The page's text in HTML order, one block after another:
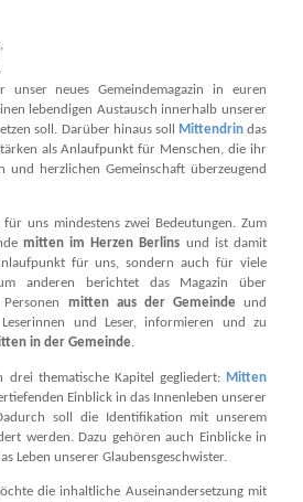
neues Gemeindemagazin in euren
lebendigen Austausch innerhalb unserer
soll. Darüber hinaus soll
Mittendrindas
als Anlaufpunkt für Menschen, die ihr
und herzlichen Gemeinschaft überzeugend
uns mindestens zwei Bedeutungen. Zum
mitten im Herzen Berlins und ist damit
für uns, sondern auch für viele
anderen berichtet das Magazin über
mitten aus der Gemeinde und
und Leser, informieren und zu
in der Gemeinde.
drei thematische Kapitel gegliedert: Mitten
Einblick in das Innenleben unserer
soll die Identifikation mit unserem
werden. Dazu gehören auch Einblicke in
Leben unserer Glaubensgeschwister.
die inhaltliche Auseinandersetzung mit